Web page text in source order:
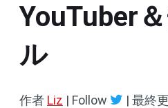
YouTuber
ル
作者 Liz | Follow | 最終